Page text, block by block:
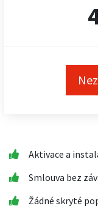
Aktivace a
Smlouva bez
Žádné skryté